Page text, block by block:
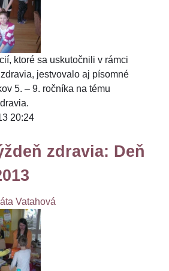
ktoré sa uskutočnili v rámci
jestvovalo aj písomné
5. – 9. ročníka na tému
20:24
zdravia: Deň
Vatahová